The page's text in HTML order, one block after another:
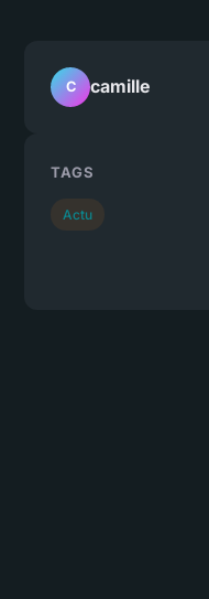
C camille
TAGS
Actu